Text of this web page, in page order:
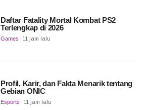
Daftar Fatality Mortal Kombat PS2
Terlengkap di 2026
Games 11 jam lalu
Profil, Karir, dan Fakta Menarik tentang
Gebian ONIC
Esports 11 jam lalu